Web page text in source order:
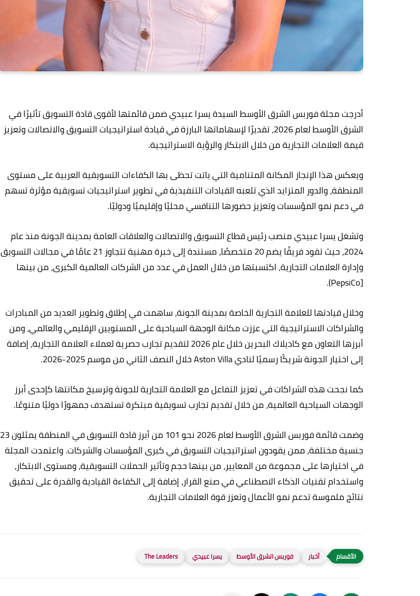
أدرجت مجلة فوربس الشرق الأوسط السيدة يسرا عبيدي ضمن قائمتها لأقوى قادة التسويق تأثيرًا في
الشرق الأوسط لعام 2026، تقديرًا لإسهاماتها البارزة في قيادة استراتيجيات التسويق والاتصالات وتعزيز
قيمة العلامات التجارية من خلال الابتكار والرؤية الاستراتيجية.
ويعكس هذا الإنجاز المكانة المتنامية التي باتت تحظى بها الكفاءات التسويقية العربية على مستوى
المنطقة، والدور المتزايد الذي تلعبه القيادات التنفيذية في تطوير استراتيجيات تسويقية مؤثرة تسهم
في دعم نمو المؤسسات وتعزيز حضورها التنافسي محليًا وإقليميًا ودوليًا.
وتشغل يسرا عبيدي منصب رئيس قطاع التسويق والاتصالات والعلاقات العامة بمدينة الجونة منذ عام
2024، حيث تقود فريقًا يضم 20 متخصصًا، مستندة إلى خبرة مهنية تتجاوز 21 عامًا في مجالات التسويق
وإدارة العلامات التجارية، اكتسبتها من خلال العمل في عدد من الشركات العالمية الكبرى، من بينها
[PepsiCo).
وخلال قيادتها للعلامة التجارية الخاصة بمدينة الجونة، ساهمت في إطلاق وتطوير العديد من المبادرات
والشراكات الاستراتيجية التي عززت مكانة الوجهة السياحية على المستويين الإقليمي والعالمي، ومن
أبرزها التعاون مع كاديلاك البحرين خلال عام 2026 لتقديم تجارب حصرية لعملاء العلامة التجارية، إضافة
إلى اختيار الجونة شريكًا رسميًا لنادي Aston Villa خلال النصف الثاني من موسم 2025-2026.
كما نجحت هذه الشراكات في تعزيز التفاعل مع العلامة التجارية للجونة وترسيخ مكانتها كإحدى أبرز
الوجهات السياحية العالمية، من خلال تقديم تجارب تسويقية مبتكرة تستهدف جمهورًا دوليًا متنوعًا.
وضمت قائمة فوربس الشرق الأوسط لعام 2026 نحو 101 من أبرز قادة التسويق في المنطقة يمثلون 23
جنسية مختلفة، ممن يقودون استراتيجيات التسويق في كبرى المؤسسات والشركات. واعتمدت المجلة
في اختيارها على مجموعة من المعايير، من بينها حجم وتأثير الحملات التسويقية، ومستوى الابتكار،
واستخدام تقنيات الذكاء الاصطناعي في صنع القرار، إضافة إلى الكفاءة القيادية والقدرة على تحقيق
نتائج ملموسة تدعم نمو الأعمال وتعزز قوة العلامات التجارية.
أخبار فوربس الشرق الأوسط يسرا عبيدي The Leaders